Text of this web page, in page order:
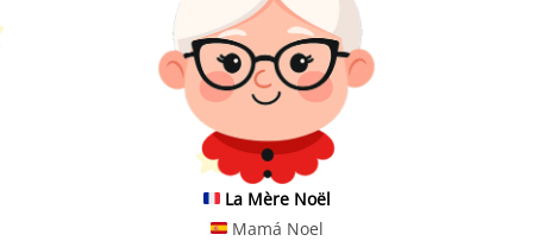
La Mère Noël
Mamá Noel